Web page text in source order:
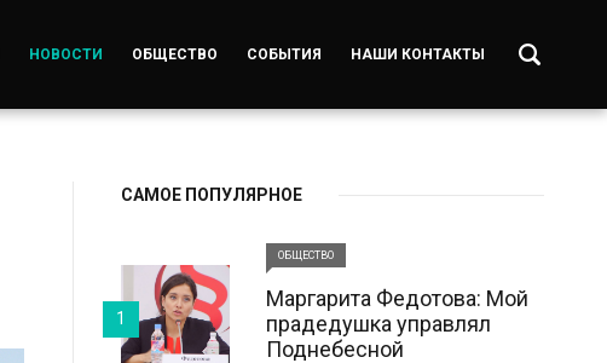
НОВОСТИ ОБЩЕСТВО СОБЫТИЯ НАШИ КОНТАКТЫ
САМОЕ ПОПУЛЯРНОЕ
ОБЩЕСТВО
Маргарита Федотова: Мой
прадедушка управлял
Поднебесной
1